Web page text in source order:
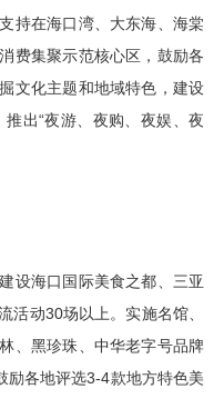
持在海口湾、大东海、海棠
费集聚示范核心区，鼓励各
文化主题和地域特色，建设
出“夜游、夜购、夜娱、夜
设海口国际美食之都、三亚
活动30场以上。实施名馆、
、黑珍珠、中华老字号品牌
励各地评选3-4款地方特色美